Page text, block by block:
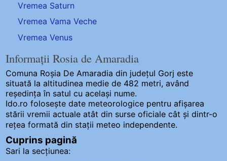
Vremea Saturn
Vremea Vama Veche
Vremea Venus
Informații Rosia de Amaradia
Comuna Roșia De Amaradia din județul Gorj este
situată la altitudinea medie de 482 metri, având
reședința în satul cu același nume.
Ido.ro folosește date meteorologice pentru afișarea
stării vremii actuale atât din surse oficiale cât și dintr-o
rețea formată din stații meteo independente.
Cuprins pagină
Sari la secțiunea: